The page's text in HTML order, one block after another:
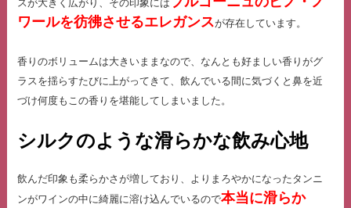
スが大きく広がり、その印象には
ワールを彷彿させるエレガンスが存在しています。
香りのボリュームは大きいままなので、なんとも好ましい香りがグ
ラスを揺らすたびに上がってきて、飲んでいる間に気づくと鼻を近
づけ何度もこの香りを堪能してしまいました。
シルクのような滑らかな飲み心地
飲んだ印象も柔らかさが増しており、よりまろやかになったタンニ
ンがワインの中に綺麗に溶け込んでいるので本当に滑らか